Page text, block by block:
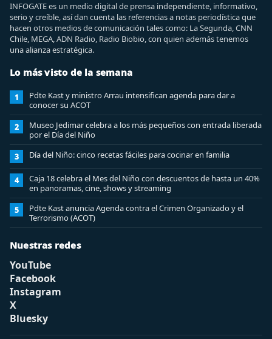
INFOGATE es un medio digital de prensa independiente, informativo,
serio y creíble, así dan cuenta las referencias a notas periodística que
hacen otros medios de comunicación tales como: La Segunda, CNN
Chile, MEGA, ADN Radio, Radio Biobio, con quien además tenemos
una alianza estratégica.
Lo más visto de la semana
1
Pdte Kast y ministro Arrau intensifican agenda para dar a
conocer su ACOT
2
Museo Jedimar celebra a los más pequeños con entrada liberada
por el Día del Niño
3 Día del Niño: cinco recetas fáciles para cocinar en familia
4
Caja 18 celebra el Mes del Niño con descuentos de hasta un 40%
en panoramas, cine, shows y streaming
5
Pdte Kast anuncia Agenda contra el Crimen Organizado y el
Terrorismo (ACOT)
Nuestras redes
YouTube
Facebook
Instagram
X
Bluesky